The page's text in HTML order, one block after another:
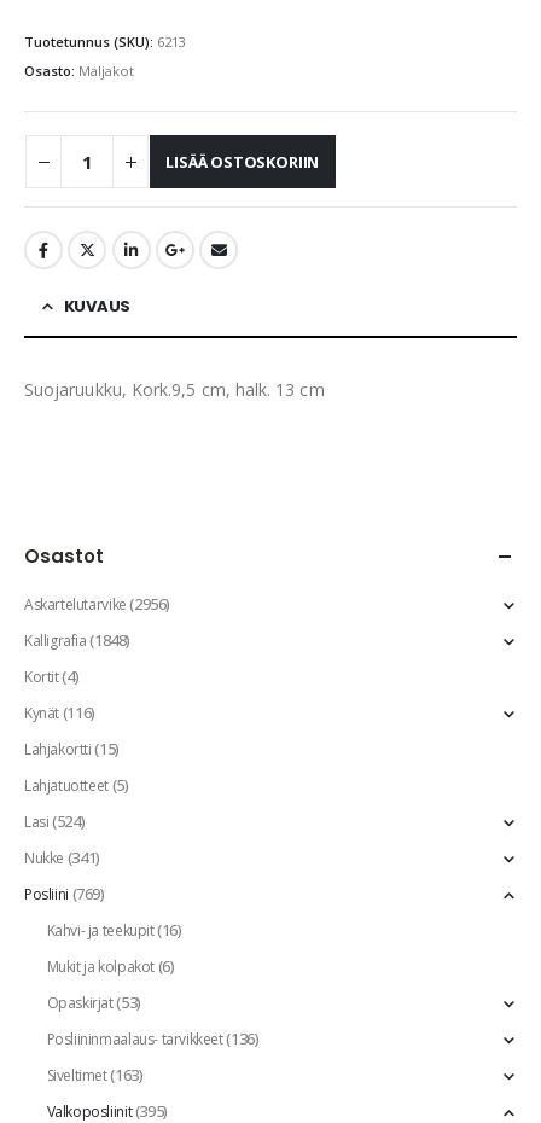
Tuotetunnus (SKU): 6213
Osasto: Maljakot
LISÄÄ OSTOSKORIIN
KUVAUS
Suojaruukku, Kork.9,5 cm, halk. 13 cm
Osastot
Askartelutarvike(2956)
Kalligrafia(1848)
Kortit(4)
Kynät(116)
Lahjakortti(15)
Lahjatuotteet(5)
Lasi(524)
Nukke (341)
Posliini (769)
Kahvi- ja teekupit(16)
Mukit ja kolpakot(6)
Opaskirjat(53)
Posliininmaalaus- tarvikkeet(136)
Siveltimet(163)
Valkoposliinit(395)